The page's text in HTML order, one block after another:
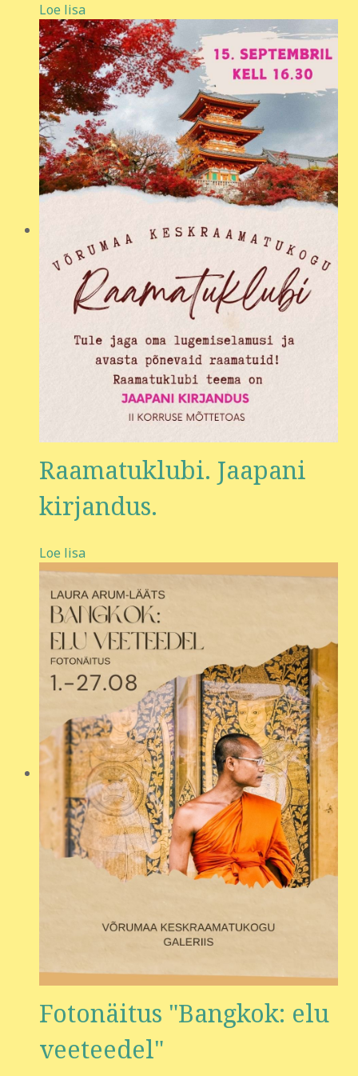
Loe lisa
Raamatuklubi. Jaapani
kirjandus.
Loe lisa
Fotonäitus "Bangkok: elu
veeteedel"